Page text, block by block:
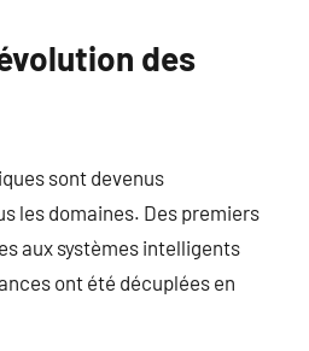
des
sont devenus
les domaines. Des premiers
aux systèmes intelligents
ont été décuplées en